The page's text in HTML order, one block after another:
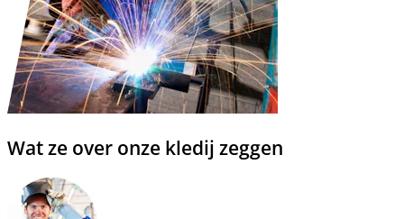
Wat ze over onze kledij zeggen